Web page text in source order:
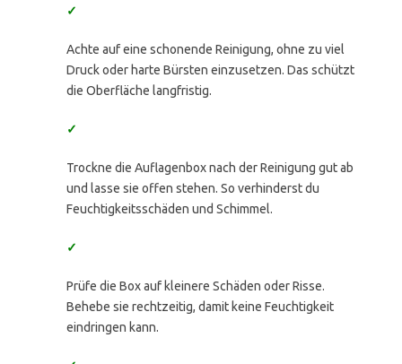
✓
Achte auf eine schonende Reinigung, ohne zu viel
Druck oder harte Bürsten einzusetzen. Das schützt
die Oberfläche langfristig.
✓
Trockne die Auflagenbox nach der Reinigung gut ab
und lasse sie offen stehen. So verhinderst du
Feuchtigkeitsschäden und Schimmel.
✓
Prüfe die Box auf kleinere Schäden oder Risse.
Behebe sie rechtzeitig, damit keine Feuchtigkeit
eindringen kann.